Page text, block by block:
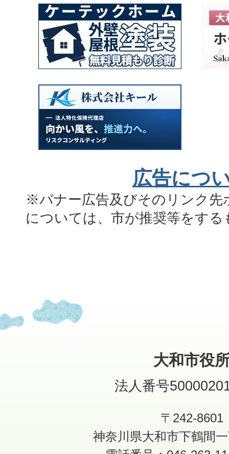
広告につ
※バナー広告及びそのリンク先
については、市が推奨等をす
大和市役
法人番号
〒242-8601
神奈川県大和市下鶴間